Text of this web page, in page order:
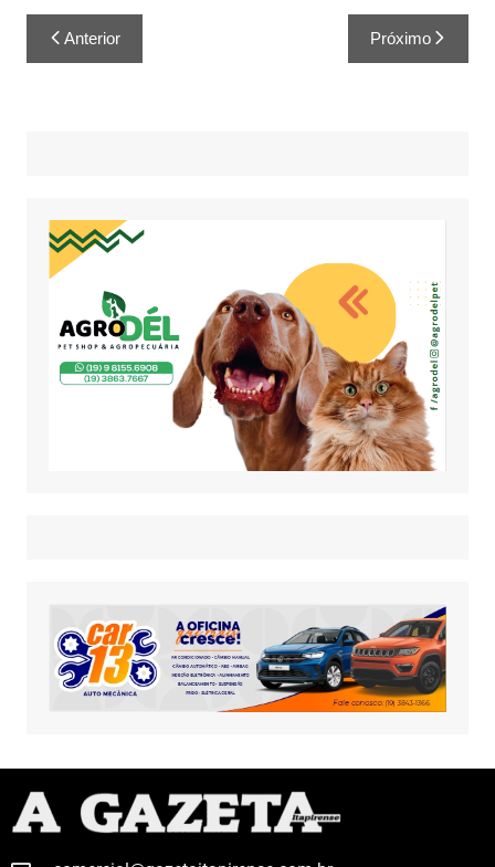
Anterior Próximo